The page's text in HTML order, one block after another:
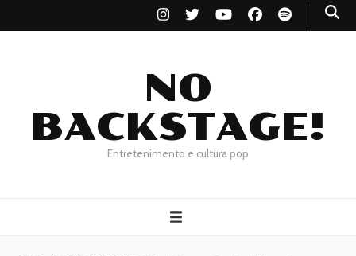
NO
BACKSTAGE!
Entretenimento e cultura pop